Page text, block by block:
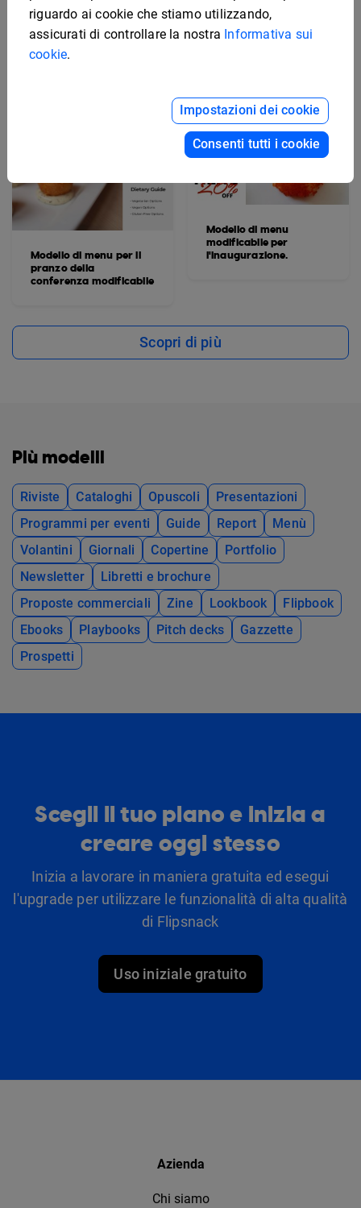
Modello di menu per il
pranzo della
conferenza modificabile
Modello di menu
modificabile per
l'inaugurazione.
Scopri di più
Più modelli
Riviste Cataloghi Opuscoli
Presentazioni
Programmi per eventi
Guide Report
Menù
Volantini
Giornali Copertine
Portfolio
Newsletter
Libretti e brochure
Proposte commerciali
Zine Lookbook
Flipbook
Ebooks
Playbooks Pitch decks
Gazzette
Prospetti
Scegli il tuo piano e inizia a
creare oggi stesso
Inizia a lavorare in maniera gratuita ed esegui
l'upgrade per utilizzare le funzionalità di alta qualità
di Flipsnack
Uso iniziale gratuito
Azienda
Chi siamo
riguardo ai cookie che stiamo utilizzando,
assicurati di controllare la nostra Informativa sui
cookie.
Impostazioni dei cookie
Consenti tutti i cookie